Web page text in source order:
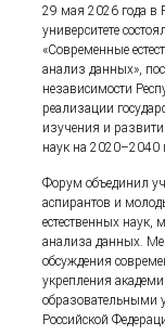
29 мая 2026 года в
университете
«Современные
анализ данных»,
независимости
реализации
изучения и
наук на 2020–2040
Форум объединил
аспирантов и
естественных
анализа данных.
обсуждения
укрепления
образовательными
Российской